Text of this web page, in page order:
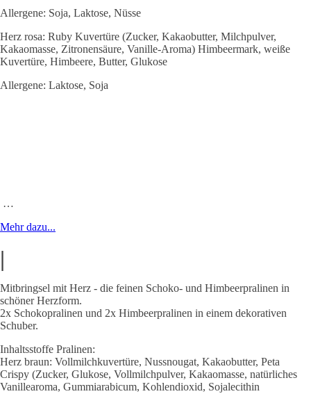
Allergene: Soja, Laktose, Nüsse
Herz rosa: Ruby Kuvertüre (Zucker, Kakaobutter, Milchpulver,
Kakaomasse, Zitronensäure, Vanille-Aroma) Himbeermark, weiße
Kuvertüre, Himbeere, Butter, Glukose
Allergene: Laktose, Soja
…
Mehr dazu...
|
Mitbringsel mit Herz - die feinen Schoko- und Himbeerpralinen in
schöner Herzform.
2x Schokopralinen und 2x Himbeerpralinen in einem dekorativen
Schuber.
Inhaltsstoffe Pralinen:
Herz braun: Vollmilchkuvertüre, Nussnougat, Kakaobutter, Peta
Crispy (Zucker, Glukose, Vollmilchpulver, Kakaomasse, natürliches
Vanillearoma, Gummiarabicum, Kohlendioxid, Sojalecithin